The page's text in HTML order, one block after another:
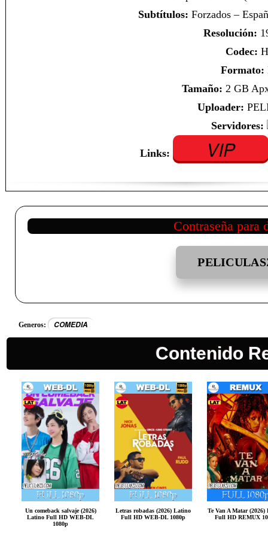
Subtítulos: Forzados –
Resolución:
Codec:
Formato:
Tamaño: 2 GB
Uploader:
Servidores:
Links: VIP
Contraseña para
Generos: COMEDIA
Contenido
Un comeback salvaje (2026)
Latino Full HD WEB-DL
1080p
Letras robadas (2026) Latino
Full HD WEB-DL 1080p
Te Van A Matar (2026)
Full HD REMUX